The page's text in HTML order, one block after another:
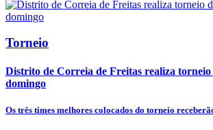
Torneio
Distrito de Correia de Freitas realiza torneio
domingo
Os três times melhores colocados do torneio